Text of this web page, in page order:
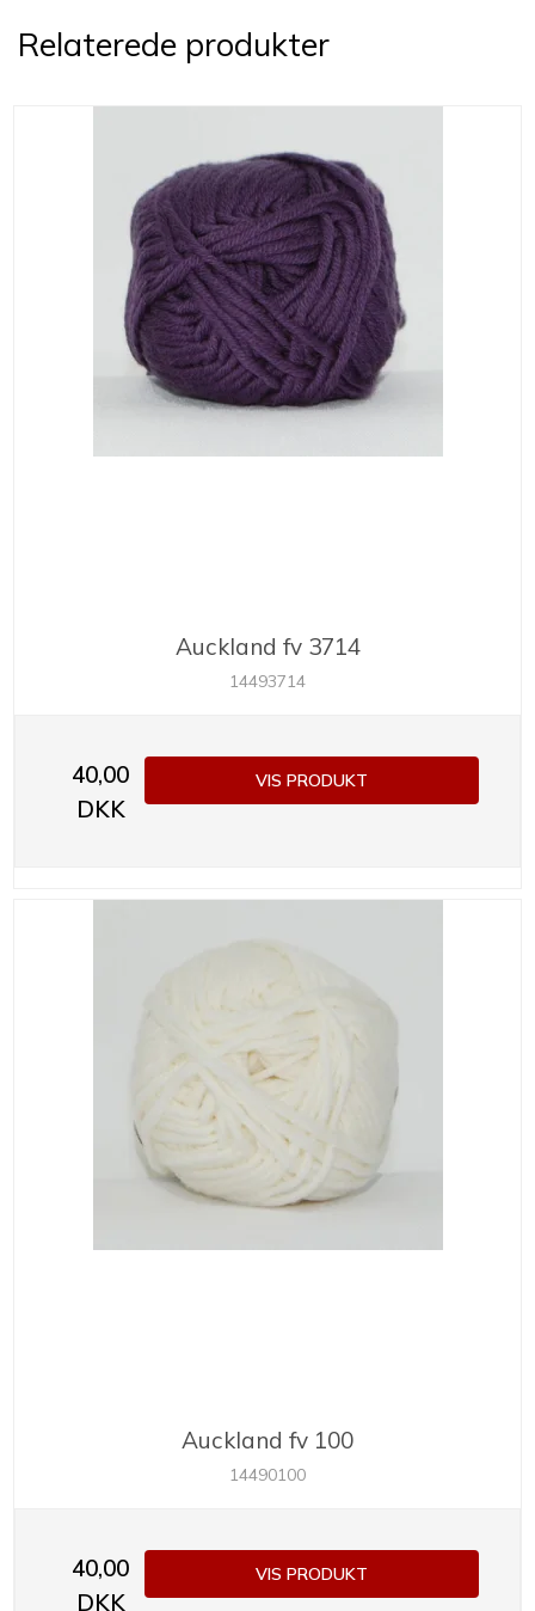
Relaterede produkter
Auckland fv 3714
14493714
40,00
DKK
VIS PRODUKT
Auckland fv 100
14490100
40,00
DKK
VIS PRODUKT